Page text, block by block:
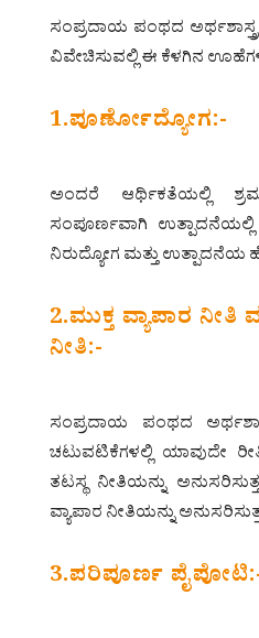
ಸಂಪ್ರದಾಯ ಪಂಥದ
ವಿವೇಚಿಸುವಲ್ಲಿ ಈ ಕೆಳಗಿನ
1.ಪೂರ್ಣೋದ್ಯೋಗ:-
ಅಂದರೆ ಆರ್ಥಿಕತೆಯಲ್ಲಿ
ಸಂಪೂರ್ಣವಾಗಿ ಉತ್ಪಾದನೆಯಲ್ಲಿ
ನಿರುದ್ಯೋಗ ಮತ್ತು ಉತ್ಪಾದನೆಯ
2.ಮುಕ್ತ ವ್ಯಾಪಾರ ನೀತಿ
ನೀತಿ:-
ಸಂಪ್ರದಾಯ ಪಂಥದ
ಚಟುವಟಿಕೆಗಳಲ್ಲಿ ಯಾವುದೇ
ತಟಸ್ಥ ನೀತಿಯನ್ನು
ವ್ಯಾಪಾರ ನೀತಿಯನ್ನು
3.ಪರಿಪೂರ್ಣ